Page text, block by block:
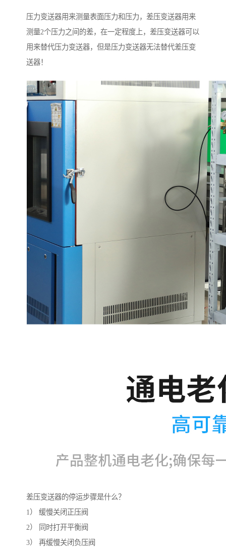
压力变送器用来测量表面压力和压力，差压变送器用来
测量2个压力之间的差，在一定程度上，差压变送器可以
用来替代压力变送器，但是压力变送器无法替代差压变
送器！
差压变送器的停运步骤是什么？
1） 缓慢关闭正压阀
2） 同时打开平衡阀
3） 再缓慢关闭负压阀